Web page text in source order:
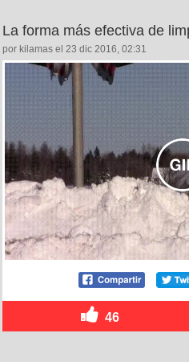
La forma más efectiva de
por kilamas el 23 dic 2016, 02:31
46